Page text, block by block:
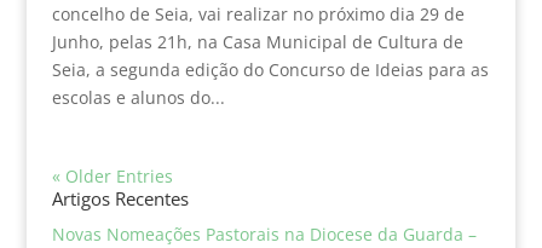
concelho de Seia, vai realizar no próximo dia 29 de
Junho, pelas 21h, na Casa Municipal de Cultura de
Seia, a segunda edição do Concurso de Ideias para as
escolas e alunos do...
« Older Entries
Artigos Recentes
Novas Nomeações Pastorais na Diocese da Guarda –